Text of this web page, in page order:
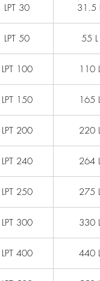
LPT 30 31.5
LPT 50 55 L
LPT 100 110
LPT 150 165
LPT 200 220
LPT 240 264
LPT 250 275
LPT 300 330
LPT 400 440